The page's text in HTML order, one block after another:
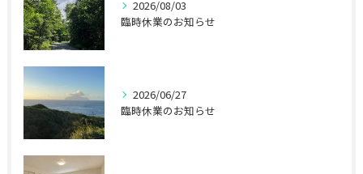
2026/08/03
臨時休業のお知らせ
2026/06/27
臨時休業のお知らせ